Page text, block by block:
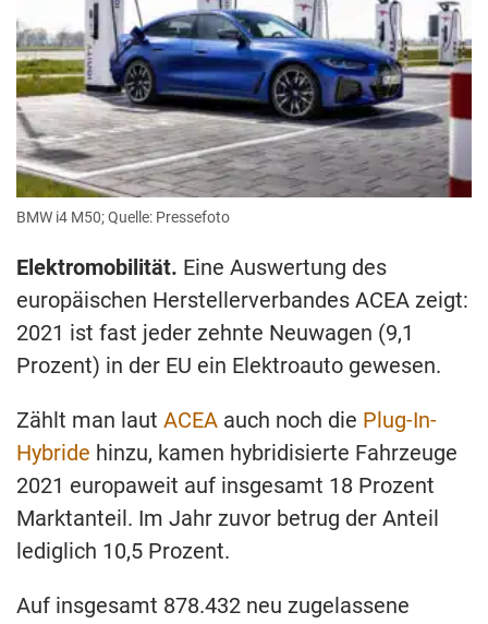
BMW i4 M50; Quelle: Pressefoto
Elektromobilität. Eine Auswertung des
europäischen Herstellerverbandes ACEA zeigt:
2021 ist fast jeder zehnte Neuwagen (9,1
Prozent) in der EU ein Elektroauto gewesen.
Zählt man laut ACEA auch noch die Plug-In-
Hybride hinzu, kamen hybridisierte Fahrzeuge
2021 europaweit auf insgesamt 18 Prozent
Marktanteil. Im Jahr zuvor betrug der Anteil
lediglich 10,5 Prozent.
Auf insgesamt 878.432 neu zugelassene